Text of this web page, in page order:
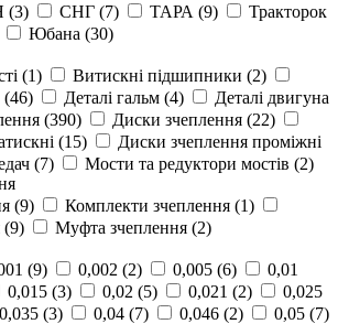
(3) СНГ (7) ТАРА (9)
Тракторок
Юбана (30)
(1) Витискні підшипники (2)
(46) Деталі гальм (4)
Деталі двигуна
(390) Диски зчеплення (22)
(15)
Диски зчеплення проміжні
(7) Мости та редуктори мостів (2)
(9) Комплекти зчеплення (1)
(9) Муфта зчеплення (2)
(9) 0,002 (2) 0,005 (6)
0,01
0,015 (3) 0,02 (5) 0,021 (2)
0,025
0,035 (3) 0,04 (7) 0,046 (2) 0,05 (7)